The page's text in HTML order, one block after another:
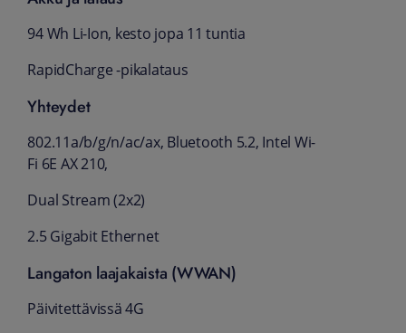
94 Wh Li-Ion, kesto jopa 11 tuntia
RapidCharge -pikalataus
Yhteydet
802.11a/b/g/n/ac/ax, Bluetooth 5.2, Intel Wi-
Fi 6E AX 210,
Dual Stream (2x2)
2.5 Gigabit Ethernet
Langaton laajakaista (WWAN)
Päivitettävissä 4G